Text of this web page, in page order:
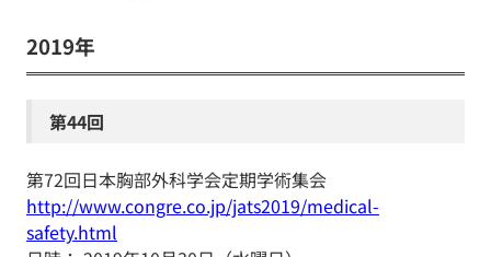
2019年
第44回
第72回日本胸部外科学会定期学術集会
http://www.congre.co.jp/jats2019/medical-
safety.html